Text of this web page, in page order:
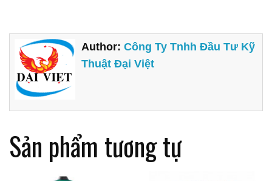
Author:Công Ty Tnhh Đầu Tư Kỹ
Thuật Đại Việt
Sản phẩm tương tự